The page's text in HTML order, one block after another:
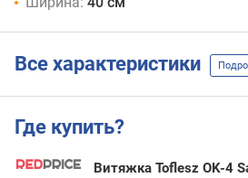
Все характеристики
Где купить?
Витяжка Toflesz OK-4